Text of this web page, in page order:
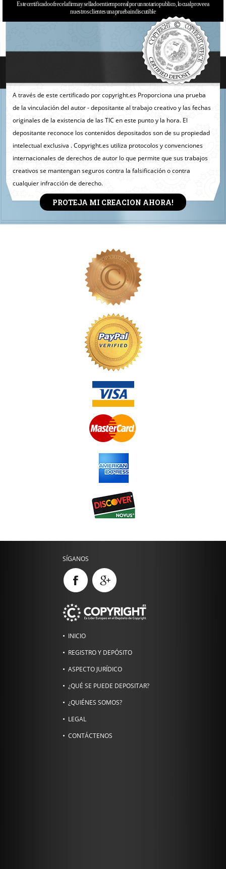
Este certificado ofrece la firma y sellado en tiempo real por un notario publico, lo cual provee a
nuestros clientes una prueba indiscutible
A través de este certificado por copyright.es Proporciona una prueba
de la vinculación del autor - depositante al trabajo creativo y las fechas
originales de la existencia de las TIC en este punto y la hora. El
depositante reconoce los contenidos depositados son de su propiedad
intelectual exclusiva . Copyright.es utiliza protocolos y convenciones
internacionales de derechos de autor lo que permite que sus trabajos
creativos se mantengan seguros contra la falsificación o contra
cualquier infracción de derecho.
PROTEJA MI CREACION AHORA!
SÍGANOS
INICIO
REGISTRO Y DEPÓSITO
ASPECTO JURÍDICO
¿QUÉ SE PUEDE DEPOSITAR?
¿QUIÉNES SOMOS?
LEGAL
CONTÁCTENOS